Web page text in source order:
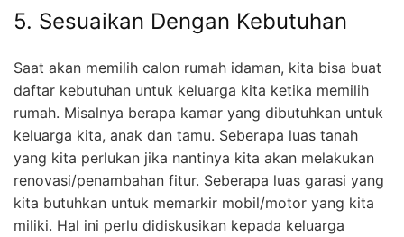
5. Sesuaikan Dengan Kebutuhan
Saat akan memilih calon rumah idaman, kita bisa buat
daftar kebutuhan untuk keluarga kita ketika memilih
rumah. Misalnya berapa kamar yang dibutuhkan untuk
keluarga kita, anak dan tamu. Seberapa luas tanah
yang kita perlukan jika nantinya kita akan melakukan
renovasi/penambahan fitur. Seberapa luas garasi yang
kita butuhkan untuk memarkir mobil/motor yang kita
miliki. Hal ini perlu didiskusikan kepada keluarga